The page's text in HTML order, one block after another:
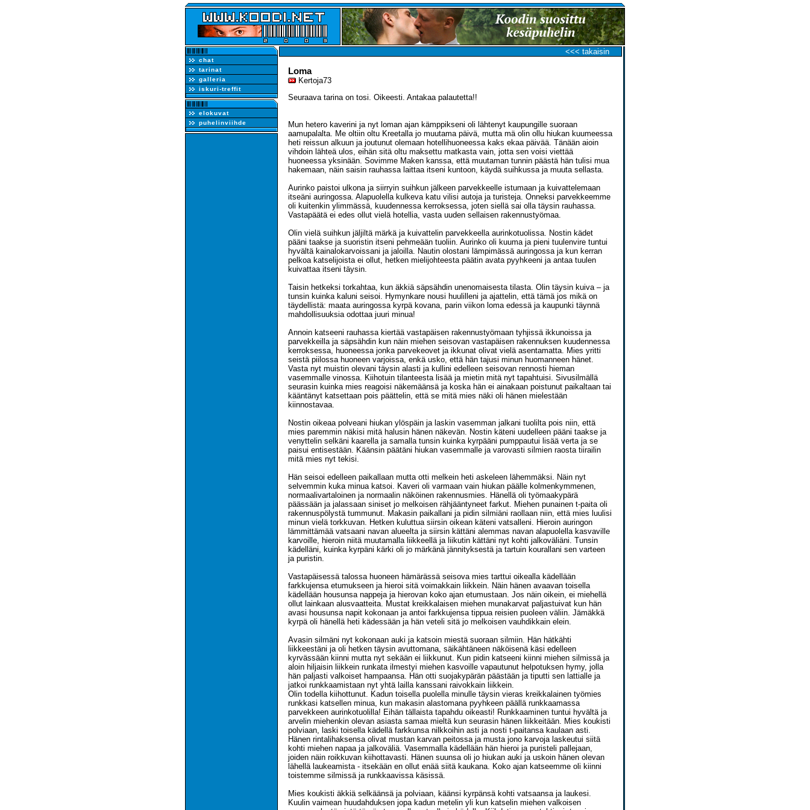
chat
tarinat
galleria
iskuri-treffit
elokuvat
puhelinviihde
<<< takaisin
Loma
Kertoja73
Seuraava tarina on tosi. Oikeesti. Antakaa palautetta!!
Mun hetero kaverini ja nyt loman ajan kämppikseni oli lähtenyt kaupungille suoraan
aamupalalta. Me oltiin oltu Kreetalla jo muutama päivä, mutta mä olin ollu hiukan kuumeessa
heti reissun alkuun ja joutunut olemaan hotellihuoneessa kaks ekaa päivää. Tänään aioin
vihdoin lähteä ulos, eihän sitä oltu maksettu matkasta vain, jotta sen voisi viettää
huoneessa yksinään. Sovimme Maken kanssa, että muutaman tunnin päästä hän tulisi mua
hakemaan, näin saisin rauhassa laittaa itseni kuntoon, käydä suihkussa ja muuta sellasta.
Aurinko paistoi ulkona ja siirryin suihkun jälkeen parvekkeelle istumaan ja kuivattelemaan
itseäni auringossa. Alapuolella kulkeva katu vilisi autoja ja turisteja. Onneksi parvekkeemme
oli kuitenkin ylimmässä, kuudennessa kerroksessa, joten siellä sai olla täysin rauhassa.
Vastapäätä ei edes ollut vielä hotellia, vasta uuden sellaisen rakennustyömaa.
Olin vielä suihkun jäljiltä märkä ja kuivattelin parvekkeella aurinkotuolissa. Nostin kädet
pääni taakse ja suoristin itseni pehmeään tuoliin. Aurinko oli kuuma ja pieni tuulenvire tuntui
hyvältä kainalokarvoissani ja jaloilla. Nautin olostani lämpimässä auringossa ja kun kerran
pelkoa katselijoista ei ollut, hetken mielijohteesta päätin avata pyyhkeeni ja antaa tuulen
kuivattaa itseni täysin.
Taisin hetkeksi torkahtaa, kun äkkiä säpsähdin unenomaisesta tilasta. Olin täysin kuiva – ja
tunsin kuinka kaluni seisoi. Hymynkare nousi huulilleni ja ajattelin, että tämä jos mikä on
täydellistä: maata auringossa kyrpä kovana, parin viikon loma edessä ja kaupunki täynnä
mahdollisuuksia odottaa juuri minua!
Annoin katseeni rauhassa kiertää vastapäisen rakennustyömaan tyhjissä ikkunoissa ja
parvekkeilla ja säpsähdin kun näin miehen seisovan vastapäisen rakennuksen kuudennessa
kerroksessa, huoneessa jonka parvekeovet ja ikkunat olivat vielä asentamatta. Mies yritti
seistä piilossa huoneen varjoissa, enkä usko, että hän tajusi minun huomanneen hänet.
Vasta nyt muistin olevani täysin alasti ja kullini edelleen seisovan rennosti hieman
vasemmalle vinossa. Kiihotuin tilanteesta lisää ja mietin mitä nyt tapahtuisi. Sivusilmällä
seurasin kuinka mies reagoisi näkemäänsä ja koska hän ei ainakaan poistunut paikaltaan tai
kääntänyt katsettaan pois päättelin, että se mitä mies näki oli hänen mielestään
kiinnostavaa.
Nostin oikeaa polveani hiukan ylöspäin ja laskin vasemman jalkani tuolilta pois niin, että
mies paremmin näkisi mitä halusin hänen näkevän. Nostin käteni uudelleen pääni taakse ja
venyttelin selkäni kaarella ja samalla tunsin kuinka kyrpääni pumppautui lisää verta ja se
paisui entisestään. Käänsin päätäni hiukan vasemmalle ja varovasti silmien raosta tiirailin
mitä mies nyt tekisi.
Hän seisoi edelleen paikallaan mutta otti melkein heti askeleen lähemmäksi. Näin nyt
selvemmin kuka minua katsoi. Kaveri oli varmaan vain hiukan päälle kolmenkymmenen,
normaalivartaloinen ja normaalin näköinen rakennusmies. Hänellä oli työmaakypärä
päässään ja jalassaan siniset jo melkoisen rähjääntyneet farkut. Miehen punainen t-paita oli
rakennuspölystä tummunut. Makasin paikallani ja pidin silmiäni raollaan niin, että mies luulisi
minun vielä torkkuvan. Hetken kuluttua siirsin oikean käteni vatsalleni. Hieroin auringon
lämmittämää vatsaani navan alueelta ja siirsin kättäni alemmas navan alapuolella kasvaville
karvoille, hieroin niitä muutamalla liikkeellä ja liikutin kättäni nyt kohti jalkoväliäni. Tunsin
kädelläni, kuinka kyrpäni kärki oli jo märkänä jännityksestä ja tartuin kourallani sen varteen
ja puristin.
Vastapäisessä talossa huoneen hämärässä seisova mies tarttui oikealla kädellään
farkkujensa etumukseen ja hieroi sitä voimakkain liikkein. Näin hänen avaavan toisella
kädellään housunsa nappeja ja hierovan koko ajan etumustaan. Jos näin oikein, ei miehellä
ollut lainkaan alusvaatteita. Mustat kreikkalaisen miehen munakarvat paljastuivat kun hän
avasi housunsa napit kokonaan ja antoi farkkujensa tippua reisien puoleen väliin. Jämäkkä
kyrpä oli hänellä heti kädessään ja hän veteli sitä jo melkoisen vauhdikkain elein.
Avasin silmäni nyt kokonaan auki ja katsoin miestä suoraan silmiin. Hän hätkähti
liikkeestäni ja oli hetken täysin avuttomana, säikähtäneen näköisenä käsi edelleen
kyrvässään kiinni mutta nyt sekään ei liikkunut. Kun pidin katseeni kiinni miehen silmissä ja
aloin hiljaisin liikkein runkata ilmestyi miehen kasvoille vapautunut helpotuksen hymy, jolla
hän paljasti valkoiset hampaansa. Hän otti suojakypärän päästään ja tiputti sen lattialle ja
jatkoi runkkaamistaan nyt yhtä lailla kanssani raivokkain liikkein.
Olin todella kiihottunut. Kadun toisella puolella minulle täysin vieras kreikkalainen työmies
runkkasi katsellen minua, kun makasin alastomana pyyhkeen päällä runkkaamassa
parvekkeen aurinkotuolilla! Eihän tällaista tapahdu oikeasti! Runkkaaminen tuntui hyvältä ja
arvelin miehenkin olevan asiasta samaa mieltä kun seurasin hänen liikkeitään. Mies koukisti
polviaan, laski toisella kädellä farkkunsa nilkkoihin asti ja nosti t-paitansa kaulaan asti.
Hänen rintalihaksensa olivat mustan karvan peitossa ja musta jono karvoja laskeutui siitä
kohti miehen napaa ja jalkoväliä. Vasemmalla kädellään hän hieroi ja puristeli pallejaan,
joiden näin roikkuvan kiihottavasti. Hänen suunsa oli jo hiukan auki ja uskoin hänen olevan
lähellä laukeamista - itsekään en ollut enää siitä kaukana. Koko ajan katseemme oli kiinni
toistemme silmissä ja runkkaavissa käsissä.
Mies koukisti äkkiä selkäänsä ja polviaan, käänsi kyrpänsä kohti vatsaansa ja laukesi.
Kuulin vaimean huudahduksen jopa kadun metelin yli kun katselin miehen valkoisen